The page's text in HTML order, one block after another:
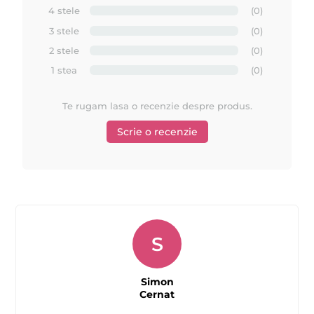
(aproximativ
), aplicata cu spatula pe zonele pentru
depilare in cantitati mici, se intareste rapid si de obicei se trage
contine ingrediente speciale care confera acestei ceri noi
clasica.
- se intinde foarte usor pe piele,
se muleaza complet pe relieful
zonei ce urmeaza a fi depilata.
- nu arde pielea si nu se rupe datorita continutului de polimeri
si datorita topirii cerii la temperaturi joase (
- este hipoalergenica deoarece nu contine rasini de pin
4 stele
(0)
3 stele
(0)
2 stele
(0)
1 stea
(0)
Te rugam lasa o recenzie despre produs.
Scrie o recenzie
S
Simon
Cernat